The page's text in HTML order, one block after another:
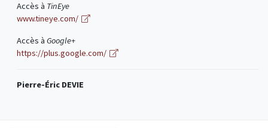
Accès à TinEye
www.tineye.com/
Accès à Google+
https://plus.google.com/
Pierre-Éric DEVIE